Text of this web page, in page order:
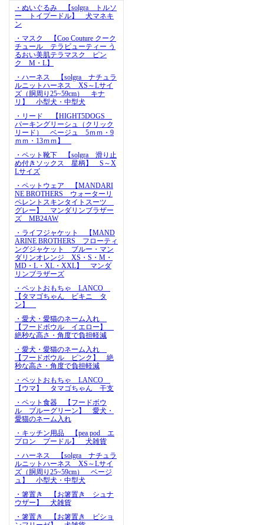
・ぬいぐるみ 【solgra トルソ
ー トイプードル】 犬マネキ
ン
・マスク 【Coo Couture クーク
チュール テラビューティー う
るおい美肌テラマスク ピン
ク M・L】
・ハーネス 【solgra ナチュラ
ルニットハーネス XS～Lサイ
ズ（胴周り25~59cm） キナ
リ】 小型犬・中型犬
・リード 【HIGHT5DOGS
パーキングリーシュ（クリック
リード） ベージュ 5ｍｍ・9
ｍｍ・13ｍｍ】
・ペット靴下 【solgra 滑り止
め付きソックス 星柄】 S～X
Lサイズ
・ペットウェア 【MANDARI
NE BROTHERS ウォーターリ
ペレントスキンタイトスーツ
グレー】 マンダリンブラザー
ズ MB24AW
・ライフジャケット 【MAND
ARINE BROTHERS フローティ
ングジャケット ブルー・マン
ダリンオレンジ XS・S・M・
MD・L・XL・XXL】 マンダ
リンブラザーズ
・ペットおもちゃ LANCO
【タマゴちゃん ビキニ タ
ン】
・愛犬・愛猫のネーム入れ
【フードボウル イエロー】
絶秒な高さ・角度で負担軽減
・愛犬・愛猫のネーム入れ
【フードボウル ピンク】 絶
秒な高さ・角度で負担軽減
・ペットおもちゃ LANCO
【ウマ】 タマゴちゃん 干支
・ペット食器 【フードボウ
ル ブルーグリーン】 愛犬・
愛猫のネーム入れ
・キッチン用品 【pea pod エ
プロン プードル】 犬雑貨
・ハーネス 【solgra ナチュラ
ルニットハーネス XS～Lサイ
ズ（胴周り25~59cm） ベージ
ュ】 小型犬・中型犬
・箸置き 【お箸置き シュナ
ウザー】 犬雑貨
・箸置き 【お箸置き ビショ